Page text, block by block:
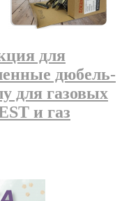
для
дюбель-
для газовых
и газ